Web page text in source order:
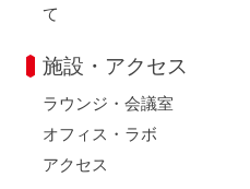
て
施設・アクセス
ラウンジ・会議室
オフィス・ラボ
アクセス